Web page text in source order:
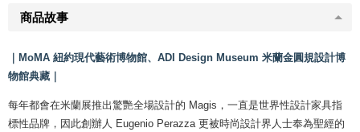
商品故事
｜MoMA 紐約現代藝術博物館、ADI Design Museum 米蘭金圓規設計博
物館典藏｜
每年都會在米蘭展推出驚艷全場設計的 Magis，一直是世界性設計家具指
標性品牌，因此創辦人 Eugenio Perazza 更被時尚設計界人士奉為聖經的